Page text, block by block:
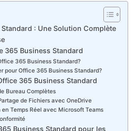
: Une Solution Complète
365 Business Standard
365 Business Standard?
pour Office 365 Business Standard?
365 Business Standard
Bureau Complètes
de Fichiers avec OneDrive
Temps Réel avec Microsoft Teams
Business Standard pour les